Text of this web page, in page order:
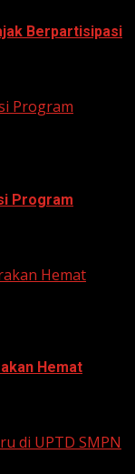
Berpartisipasi
Program
Program
Hemat
Hemat
di UPTD SMPN